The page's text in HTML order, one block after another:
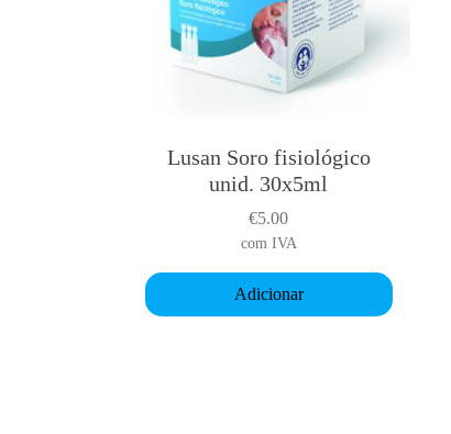
Lusan Soro fisiológico
unid. 30x5ml
€5.00
com IVA
Adicionar